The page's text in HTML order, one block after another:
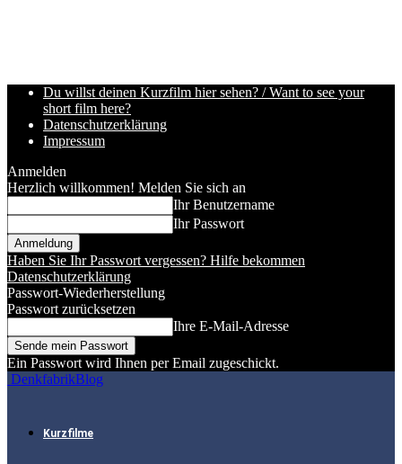
Du willst deinen Kurzfilm hier sehen? / Want to see your
short film here?
Datenschutzerklärung
Impressum
Anmelden
Herzlich willkommen! Melden Sie sich an
Ihr Benutzername
Ihr Passwort
Haben Sie Ihr Passwort vergessen? Hilfe bekommen
Datenschutzerklärung
Passwort-Wiederherstellung
Passwort zurücksetzen
Ihre E-Mail-Adresse
Ein Passwort wird Ihnen per Email zugeschickt.
DenkfabrikBlog
Kurzfilme